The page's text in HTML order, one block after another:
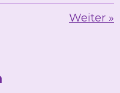
Weiter »